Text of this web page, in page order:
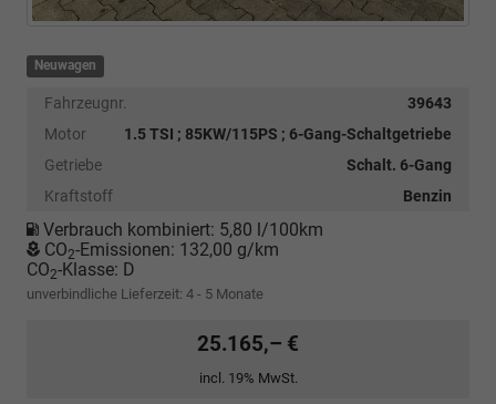
Neuwagen
Fahrzeugnr.
39643
Motor
1.5 TSI ; 85KW/115PS ; 6-Gang-Schaltgetriebe
Getriebe
Schalt. 6-Gang
Kraftstoff
Benzin
Verbrauch kombiniert: 5,80 l/100km
CO2-Emissionen: 132,00 g/km
CO2-Klasse: D
unverbindliche Lieferzeit: 4 - 5 Monate
25.165,– €
incl. 19% MwSt.